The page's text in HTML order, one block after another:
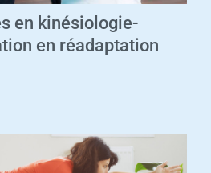
en kinésiologie-
en réadaptation